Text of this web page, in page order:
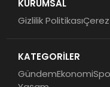
KURUMSAL
Gizlilik PolitikasıÇerez
KATEGORİLER
GündemEkonomi